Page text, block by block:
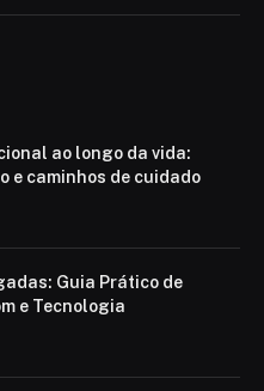
ao longo da vida:
e caminhos de cuidado
Guia Prático de
e Tecnologia